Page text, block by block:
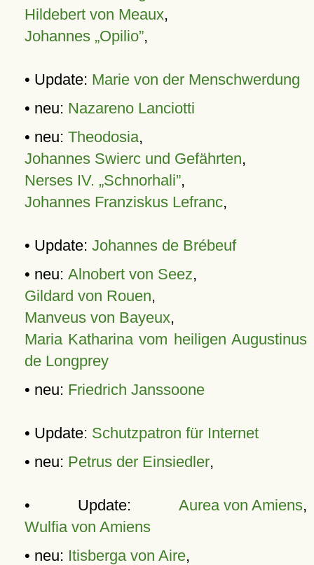
Hildebert von Meaux,
Johannes „Opilio”,
• Update: Marie von der Menschwerdung
• neu: Nazareno Lanciotti
• neu: Theodosia,
Johannes Swierc und Gefährten,
Nerses IV. „Schnorhali”,
Johannes Franziskus Lefranc,
• Update: Johannes de Brébeuf
• neu: Alnobert von Seez,
Gildard von Rouen,
Manveus von Bayeux,
Maria Katharina vom heiligen Augustinus
de Longprey
• neu: Friedrich Janssoone
• Update: Schutzpatron für Internet
• neu: Petrus der Einsiedler,
• Update: Aurea von Amiens,
Wulfia von Amiens
• neu: Itisberga von Aire,